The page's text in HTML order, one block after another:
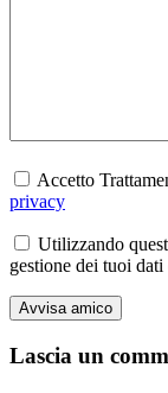
Accetto
privacy
Utilizzando
gestione dei tuoi
Lascia un